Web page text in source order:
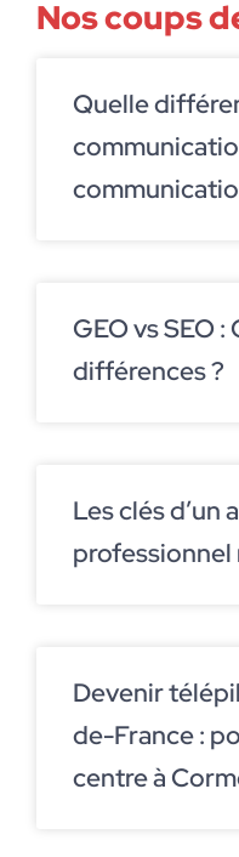
Nos coups
Quelle
GEO vs SEO
différences ?
Les clés d’un
professionnel
Devenir
de-France :
centre à